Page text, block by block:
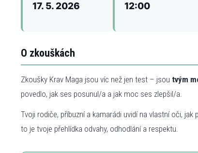
17. 5. 2026 12:00
O zkouškách
Zkoušky Krav Maga jsou víc než jen test – jsou tvým
povedlo, jak ses posunul/a a jak moc ses zlepšil/a.
Tvoji rodiče, příbuzní a kamarádi uvidí na vlastní oči,
to je tvoje přehlídka odvahy, odhodlání a respektu.